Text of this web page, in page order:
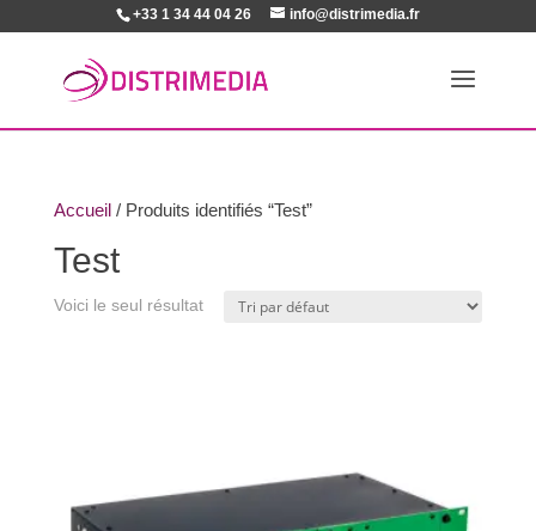
+33 1 34 44 04 26 info@distrimedia.fr
Accueil/ Produits identifiés “Test”
Test
Voici le seul résultat